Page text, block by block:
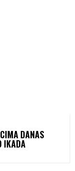
DANAS
IKADA